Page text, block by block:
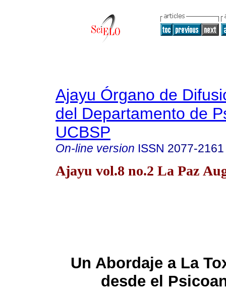
Ajayu Órgano de
del Departamento de
UCBSP
On-line version ISSN 2077-2161
Ajayu vol.8 no.2 La Paz
Un Abordaje a La
desde el